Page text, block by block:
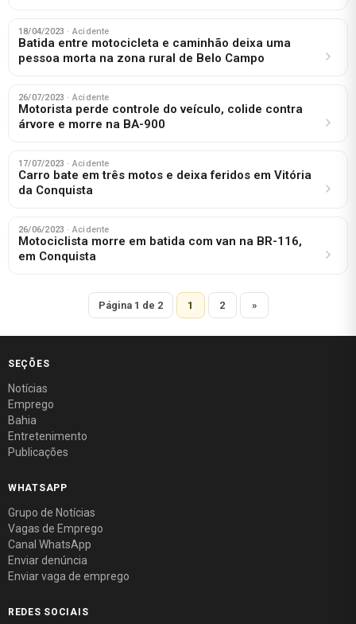
18/04/2023 · Acidente
Batida entre motocicleta e caminhão deixa uma
pessoa morta na zona rural de Belo Campo
26/07/2023 · Acidente
Motorista perde controle do veículo, colide contra
árvore e morre na BA-900
17/07/2023 · Acidente
Carro bate em três motos e deixa feridos em Vitória
da Conquista
26/06/2023 · Acidente
Motociclista morre em batida com van na BR-116,
em Conquista
Página 1 de 2 1 2 »
SEÇÕES
Notícias
Emprego
Bahia
Entretenimento
Publicações
WHATSAPP
Grupo de Notícias
Vagas de Emprego
Canal WhatsApp
Enviar denúncia
Enviar vaga de emprego
REDES SOCIAIS